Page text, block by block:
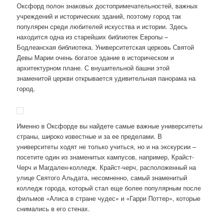
Оксфорд полон знаковых достопримечательностей, важных
учреждений и исторических зданий, поэтому город так
популярен среди любителей искусства и истории. Здесь
находится одна из старейших библиотек Европы –
Бодлеанская библиотека. Университетская церковь Святой
Девы Марии очень богатое здание в историческом и
архитектурном плане. С внушительной башни этой
знаменитой церкви открывается удивительная панорама на
город.
Именно в Оксфорде вы найдете самые важные университеты
страны, широко известные и за ее пределами. В
университеты ходят не только учиться, но и на экскурсии –
посетите один из знаменитых кампусов, например, Крайст-
Черч и Магдален-колледж. Крайст-черч, расположенный на
улице Святого Альдата, несомненно, самый знаменитый
колледж города, который стал еще более популярным после
фильмов «Алиса в стране чудес» и «Гарри Поттер», которые
снимались в его стенах.